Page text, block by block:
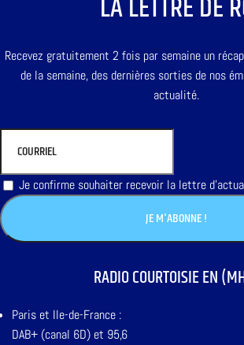
LA LETTRE DE
Recevez gratuitement 2 fois par semaine un
de la semaine, des dernières sorties de nos
actualité.
Je confirme souhaiter recevoir la lettre
RADIO COURTOISIE EN
Paris et Ile-de-France :
DAB+ (canal 6D) et 95,6